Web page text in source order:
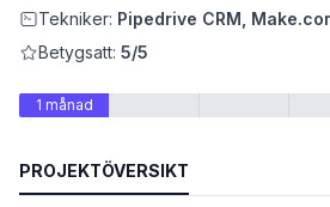
Tekniker: Pipedrive CRM,
Betygsatt: 5/5
1 månad
PROJEKTÖVERSIKT